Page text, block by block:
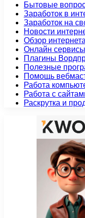
Бытовые
Заработок в
Заработок на
Новости
Обзор интернета
Онлайн сервисы
Плагины
Полезные
Помощь
Работа
Работа с
Раскрутка и